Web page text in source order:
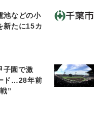
池などの小
新たに15カ
子園で激
ド…28年前
”